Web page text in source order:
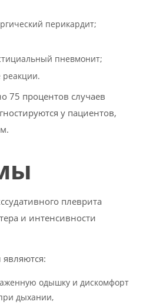
перикардит;
пневмонит;
реакции.
75 процентов случаев
у пациентов,
плеврита
и интенсивности
одышку и дискомфорт
дыхании,